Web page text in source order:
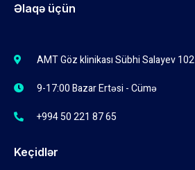
Əlaqə üçün
AMT Göz klinikası Sübhi Salayev 102
9-17:00 Bazar Ertəsi - Cümə
+994 50 221 87 65
Keçidlər